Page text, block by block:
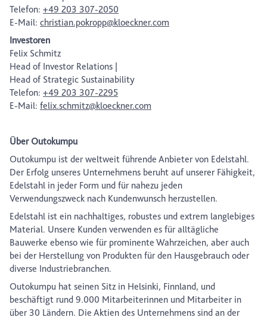
Telefon: +49 203 307-2050
E-Mail: christian.pokropp@kloeckner.com
Investoren
Felix Schmitz
Head of Investor Relations |
Head of Strategic Sustainability
Telefon: +49 203 307-2295
E-Mail: felix.schmitz@kloeckner.com
Über Outokumpu
Outokumpu ist der weltweit führende Anbieter von Edelstahl.
Der Erfolg unseres Unternehmens beruht auf unserer Fähigkeit,
Edelstahl in jeder Form und für nahezu jeden
Verwendungszweck nach Kundenwunsch herzustellen.
Edelstahl ist ein nachhaltiges, robustes und extrem langlebiges
Material. Unsere Kunden verwenden es für alltägliche
Bauwerke ebenso wie für prominente Wahrzeichen, aber auch
bei der Herstellung von Produkten für den Hausgebrauch oder
diverse Industriebranchen.
Outokumpu hat seinen Sitz in Helsinki, Finnland, und
beschäftigt rund 9.000 Mitarbeiterinnen und Mitarbeiter in
über 30 Ländern. Die Aktien des Unternehmens sind an der